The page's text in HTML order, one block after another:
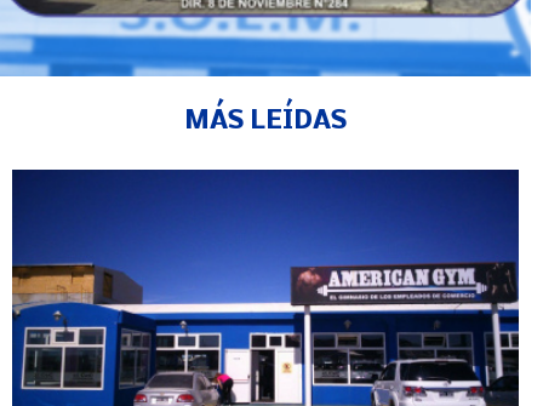
MÁS LEÍDAS